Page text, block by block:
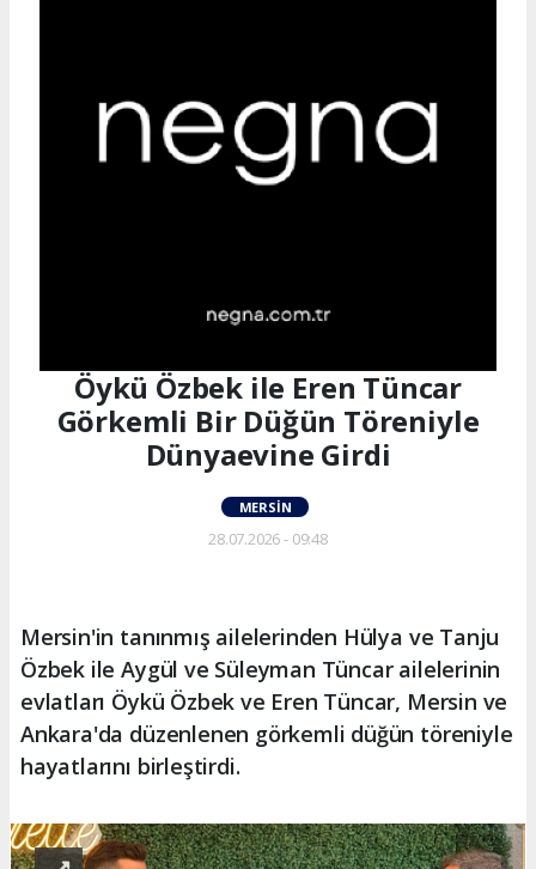
Öykü Özbek ile Eren Tüncar
Görkemli Bir Düğün Töreniyle
Dünyaevine Girdi
MERSIN
28.07.2026 - 09:48
Mersin'in tanınmış ailelerinden Hülya ve Tanju
Özbek ile Aygül ve Süleyman Tüncar ailelerinin
evlatları Öykü Özbek ve Eren Tüncar, Mersin ve
Ankara'da düzenlenen görkemli düğün töreniyle
hayatlarını birleştirdi.